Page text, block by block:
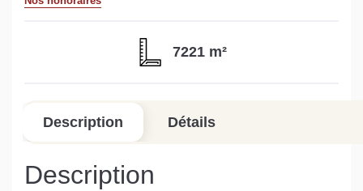
7221 m²
Description Détails
Description